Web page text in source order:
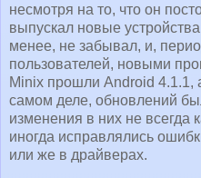
несмотря на то, что он
выпускал новые
менее, не забывал, и,
пользователей, новыми
Minix прошли Android 4.1.1,
самом деле, обновлений
изменения в них не всегда
иногда исправлялись
или же в драйверах.